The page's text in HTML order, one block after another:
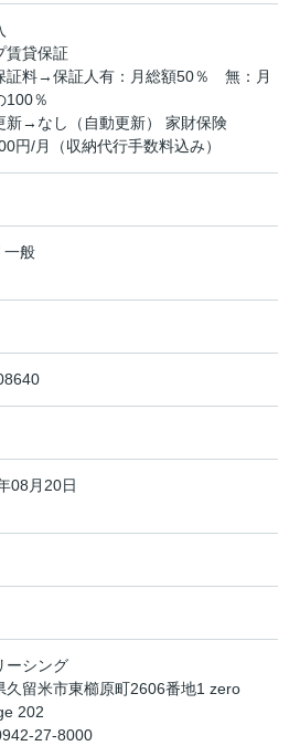
賃貸保証
証料→保証人有：月総額50％ 無：月
100％
新→なし（自動更新） 家財保険
円/月（収納代行手数料込み）
一般
08月20日
ーシング
久留米市東櫛原町2606番地1 zero
202
27-8000